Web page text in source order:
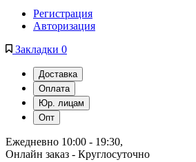
Регистрация
Авторизация
Закладки 0
Доставка
Оплата
Юр. лицам
Опт
Ежедневно 10:00 - 19:30,
Онлайн заказ - Круглосуточно